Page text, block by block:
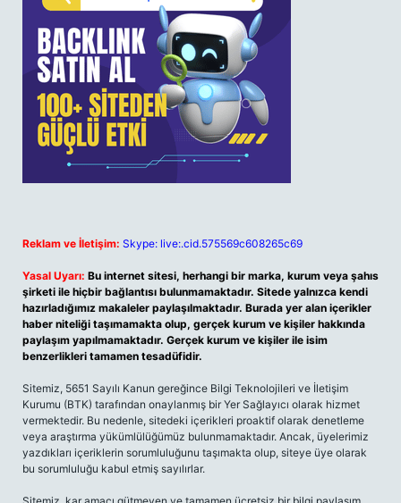
Reklam ve İletişim: Skype: live:.cid.575569c608265c69
Yasal Uyarı: Bu internet sitesi, herhangi bir marka, kurum veya şahıs
şirketi ile hiçbir bağlantısı bulunmamaktadır. Sitede yalnızca kendi
hazırladığımız makaleler paylaşılmaktadır. Burada yer alan içerikler
haber niteliği taşımamakta olup, gerçek kurum ve kişiler hakkında
paylaşım yapılmamaktadır. Gerçek kurum ve kişiler ile isim
benzerlikleri tamamen tesadüfidir.
Sitemiz, 5651 Sayılı Kanun gereğince Bilgi Teknolojileri ve İletişim
Kurumu (BTK) tarafından onaylanmış bir Yer Sağlayıcı olarak hizmet
vermektedir. Bu nedenle, sitedeki içerikleri proaktif olarak denetleme
veya araştırma yükümlülüğümüz bulunmamaktadır. Ancak, üyelerimiz
yazdıkları içeriklerin sorumluluğunu taşımakta olup, siteye üye olarak
bu sorumluluğu kabul etmiş sayılırlar.